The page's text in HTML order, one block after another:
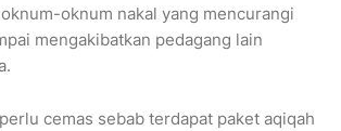
oknum nakal yang mencurangi
mengakibatkan pedagang lain
cemas sebab terdapat paket aqiqah